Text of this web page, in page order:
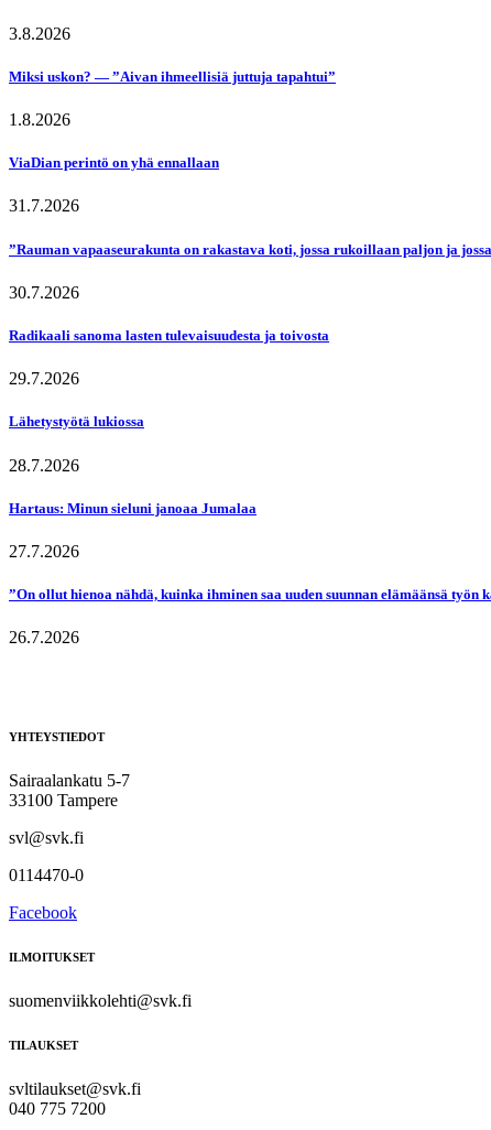
3.8.2026
Miksi uskon? — ”Aivan ihmeellisiä juttuja tapahtui”
1.8.2026
ViaDian perintö on yhä ennallaan
31.7.2026
”Rauman vapaaseurakunta on rakastava koti, jossa rukoillaan paljon ja
30.7.2026
Radikaali sanoma lasten tulevaisuudesta ja toivosta
29.7.2026
Lähetystyötä lukiossa
28.7.2026
Hartaus: Minun sieluni janoaa Jumalaa
27.7.2026
”On ollut hienoa nähdä, kuinka ihminen saa uuden suunnan elämäänsä työn
26.7.2026
YHTEYSTIEDOT
Sairaalankatu 5-7
33100 Tampere
svl@svk.fi
0114470-0
Facebook
ILMOITUKSET
suomenviikkolehti@svk.fi
TILAUKSET
svltilaukset@svk.fi
040 775 7200